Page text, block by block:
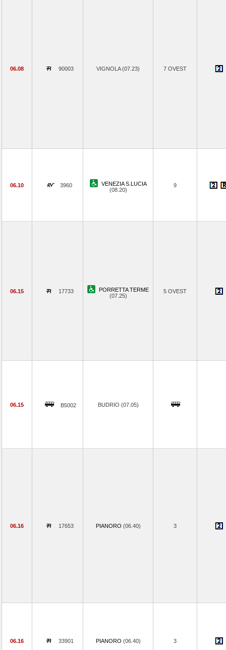
06.08 90003 VIGNOLA (07.23) 7 OVEST
06.10 3960
VENEZIA S.LUCIA
(08.20)
9
06.15 17733
PORRETTA TERME
(07.25)
5 OVEST
06.15 B5002 BUDRIO (07.05)
06.16 17653 PIANORO (06.40) 3
06.16 33901 PIANORO (06.40) 3